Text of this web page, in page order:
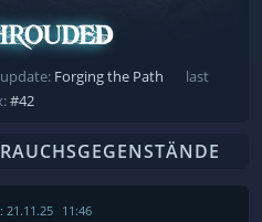
Forging the Path
last
#42
21.11.25 11:46